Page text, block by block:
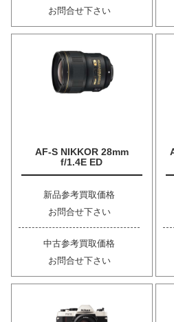
お問合せ下さい
AF-S NIKKOR 28mm
f/1.4E ED
新品参考買取価格
お問合せ下さい
中古参考買取価格
お問合せ下さい